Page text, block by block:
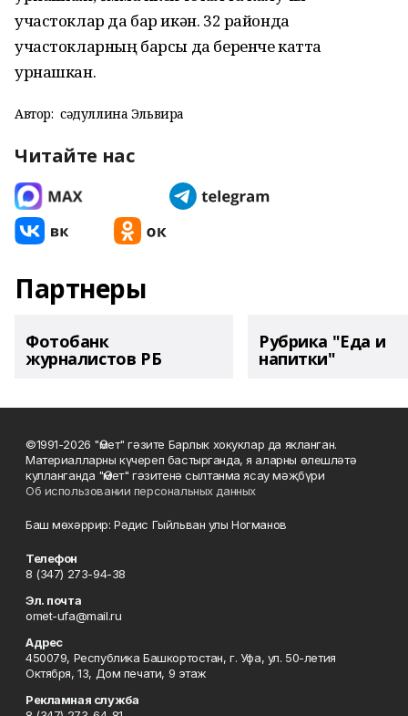
участоклар да бар икән. 32 районда
участокларның барсы да беренче катта
урнашкан.
Автор: Әсәдуллина Эльвира
Читайте нас
Партнеры
Фотобанк
журналистов РБ
Рубрика "Еда и
напитки"
©1991-2026 "Өмет" гәзите Барлык хокуклар да якланган.
Материалларны күчереп бастырганда, я аларны өлешләтә
кулланганда "Өмет" гәзитенә сылтанма ясау мәҗбүри
Об использовании персональных данных
Баш мөхәррир: Рәдис Гыйльван улы Ногманов
Телефон
8 (347) 273-94-38
Эл. почта
omet-ufa@mail.ru
Адрес
450079, Республика Башкортостан, г. Уфа, ул. 50-летия
Октября, 13, Дом печати, 9 этаж
Рекламная служба